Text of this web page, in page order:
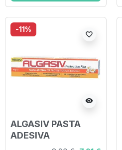
-11%
visibility
favorite_border
ALGASIV PASTA
ADESIVA
PROTECTION PLUS